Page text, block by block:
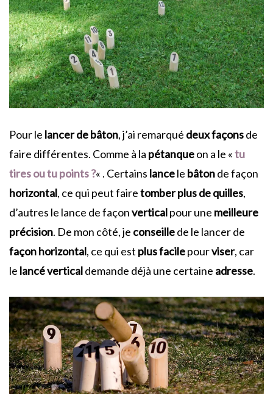
Pour le lancer de bâton, j’ai remarqué deux façonsde
faire différentes. Comme à la pétanqueon a le «tu
tires ou tu points ?« . Certains lancele bâtonde façon
horizontal, ce qui peut fairetomber plus de quilles,
d’autres le lance de façonverticalpour une meilleure
précision. De mon côté, je conseillede le lancer de
façon horizontal, ce qui est plusfacilepourviser, car
le lancé verticaldemande déjà une certaine adresse.